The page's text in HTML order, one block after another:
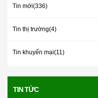
Tin mới(336)
Tin thị trường(4)
Tin khuyến mại(11)
TIN TỨC